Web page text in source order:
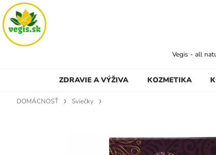
ZDRAVIE A VÝŽIVA KOZMETIKA
Vegis - all
DOMÁCNOSŤ Sviečky